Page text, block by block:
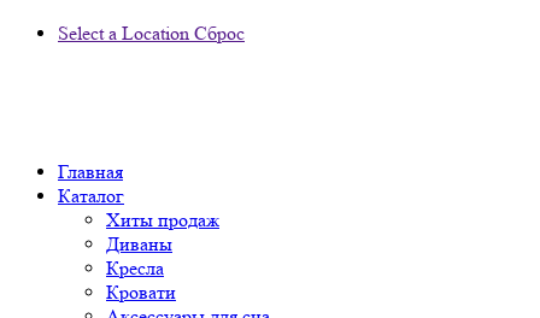
Select a Location Сброс
Главная
Каталог
Хиты продаж
Диваны
Кресла
Кровати